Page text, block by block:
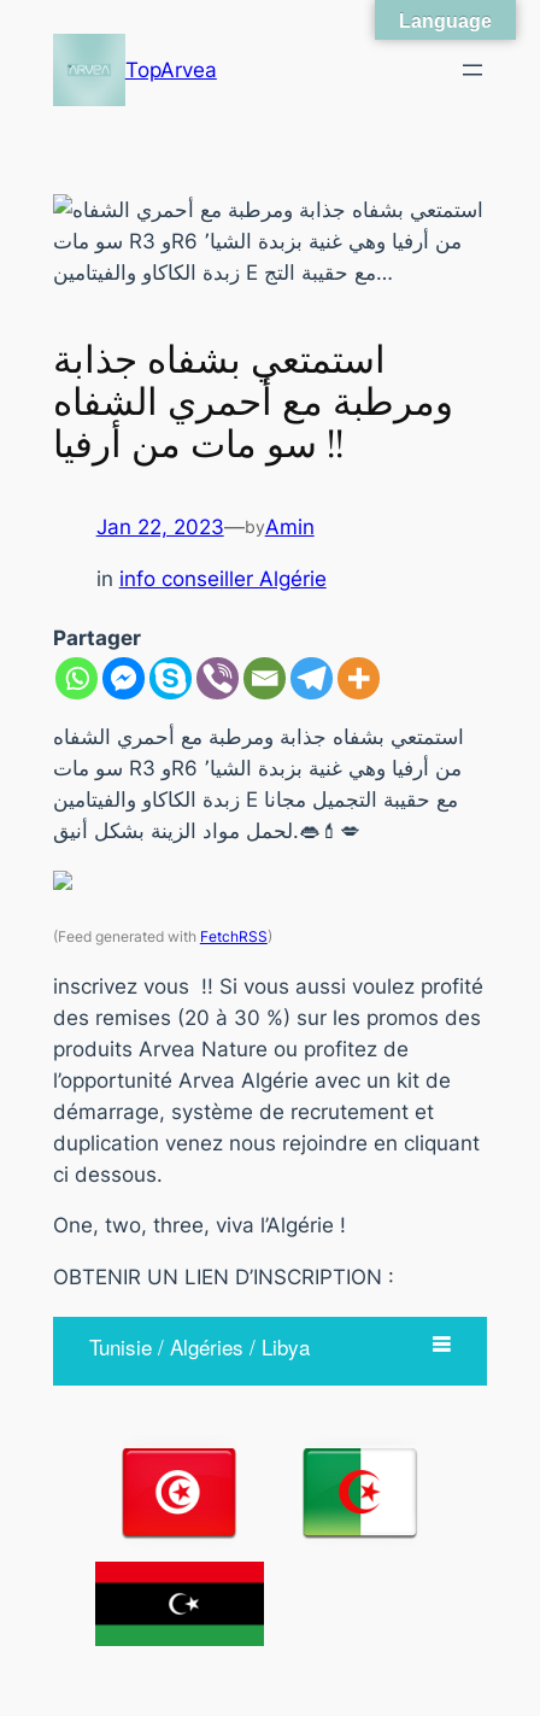
TopArvea
استمتعي بشفاه جذابة
ومرطبة مع أحمري الشفاه
سو مات من أرفيا !!
Jan 22, 2023—byAmin
in info conseiller Algérie
Partager
استمتعي بشفاه جذابة ومرطبة مع أحمري الشفاه
سو مات R3 وR6 من أرفيا وهي غنية بزبدة الشيا٬
زبدة الكاكاو والفيتامين E مع حقيبة التجميل مجانا
لحمل مواد الزينة بشكل أنيق.👄💄💋
(Feed generated with FetchRSS)
inscrivez vous !! Si vous aussi voulez profité
des remises (20 à 30 %) sur les promos des
produits Arvea Nature ou profitez de
l’opportunité Arvea Algérie avec un kit de
démarrage, système de recrutement et
duplication venez nous rejoindre en cliquant
ci dessous.
One, two, three, viva l’Algérie !
OBTENIR UN LIEN D’INSCRIPTION :
Tunisie / Algéries / Libya
Language